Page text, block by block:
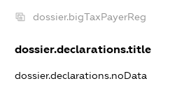
dossier.bigTaxPayerReg
dossier.declarations.title
dossier.declarations.noData